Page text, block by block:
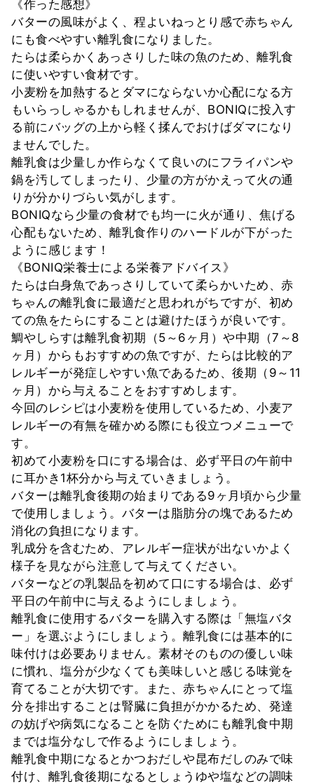
《作った感想》
バターの風味がよく、程よいねっとり感で赤ちゃん
にも食べやすい離乳食になりました。
たらは柔らかくあっさりした味の魚のため、離乳食
に使いやすい食材です。
小麦粉を加熱するとダマにならないか心配になる方
もいらっしゃるかもしれませんが、BONIQに投入す
る前にバッグの上から軽く揉んでおけばダマになり
ませんでした。
離乳食は少量しか作らなくて良いのにフライパンや
鍋を汚してしまったり、少量の方がかえって火の通
りが分かりづらい気がします。
BONIQなら少量の食材でも均一に火が通り、焦げる
心配もないため、離乳食作りのハードルが下がった
ように感じます！
《BONIQ栄養士による栄養アドバイス》
たらは白身魚であっさりしていて柔らかいため、赤
ちゃんの離乳食に最適だと思われがちですが、初め
ての魚をたらにすることは避けたほうが良いです。
鯛やしらすは離乳食初期（5～6ヶ月）や中期（7～8
ヶ月）からもおすすめの魚ですが、たらは比較的ア
レルギーが発症しやすい魚であるため、後期（9～11
ヶ月）から与えることをおすすめします。
今回のレシピは小麦粉を使用しているため、小麦ア
レルギーの有無を確かめる際にも役立つメニューで
す。
初めて小麦粉を口にする場合は、必ず平日の午前中
に耳かき1杯分から与えていきましょう。
バターは離乳食後期の始まりである9ヶ月頃から少量
で使用しましょう。バターは脂肪分の塊であるため
消化の負担になります。
乳成分を含むため、アレルギー症状が出ないかよく
様子を見ながら注意して与えてください。
バターなどの乳製品を初めて口にする場合は、必ず
平日の午前中に与えるようにしましょう。
離乳食に使用するバターを購入する際は「無塩バタ
ー」を選ぶようにしましょう。離乳食には基本的に
味付けは必要ありません。素材そのものの優しい味
に慣れ、塩分が少なくても美味しいと感じる味覚を
育てることが大切です。また、赤ちゃんにとって塩
分を排出することは腎臓に負担がかかるため、発達
の妨げや病気になることを防ぐためにも離乳食中期
までは塩分なしで作るようにしましょう。
離乳食中期になるとかつおだしや昆布だしのみで味
付け、離乳食後期になるとしょうゆや塩などの調味